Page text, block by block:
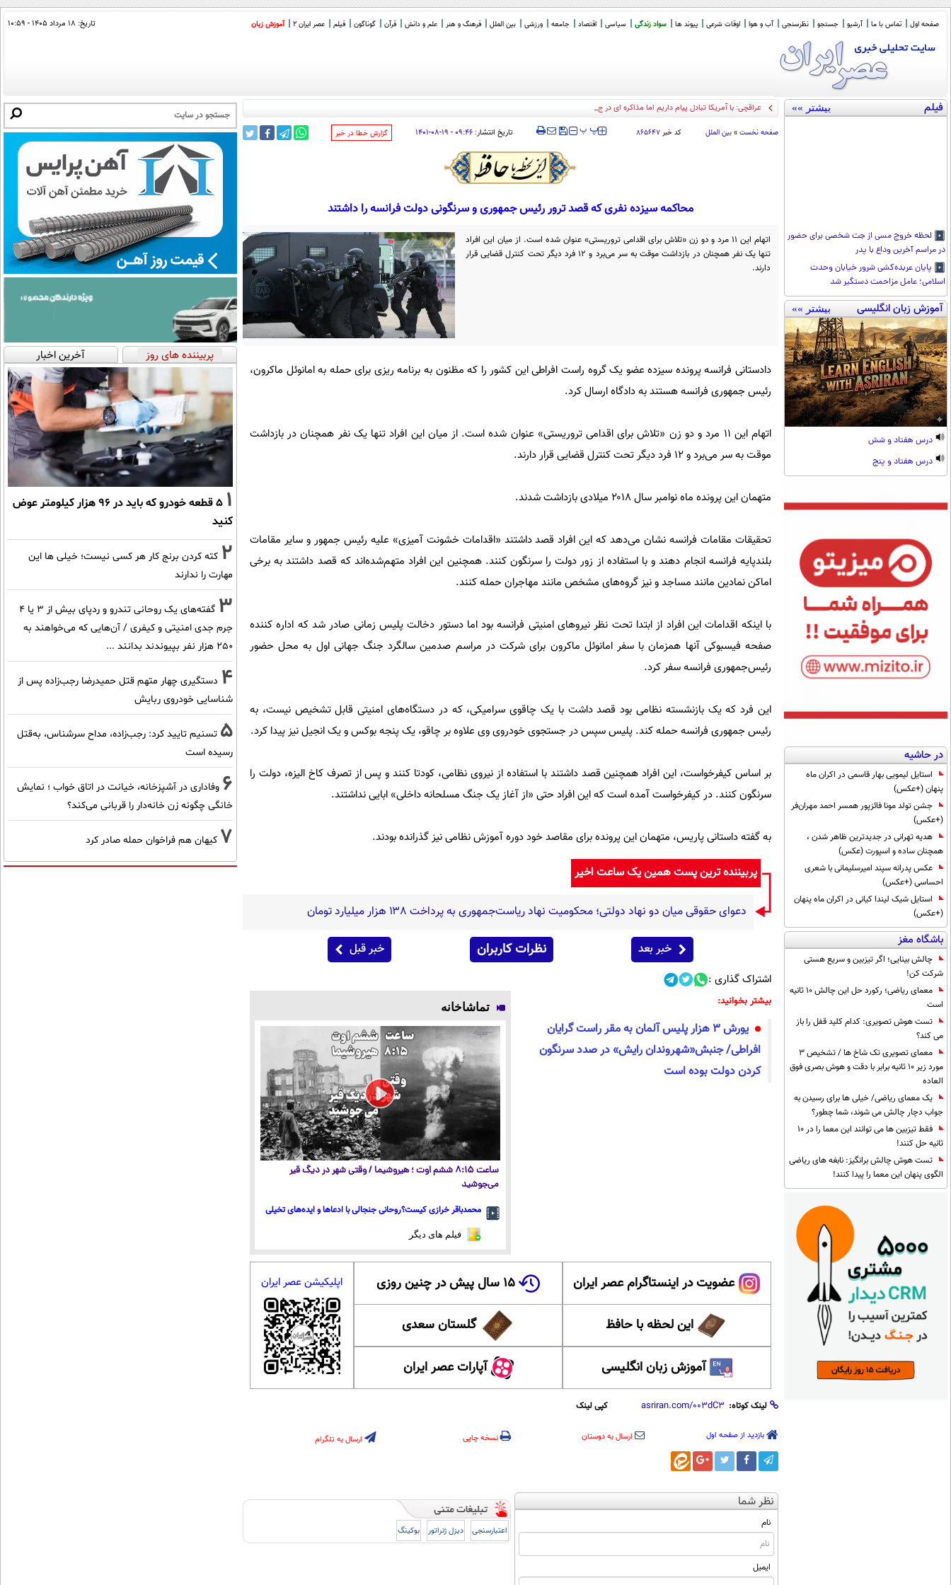
صفحه اول تماس با ما آرشیو جستجو نظرسنجی آب و هوا اوقات شرعی پیوند ها سواد زندگی سیاسی اقتصاد جامعه ورزشی بین الملل فرهنگ و هنر علم و دانش قرآن گوناگون فیلم عصر ایران 2 آموزش زبان تاریخ: ۱۸ مرداد ۱۴۰۵ - ۱۰:۵۹
فیلم بیشتر »»
لحظه خروج مسی از جت شخصی برای حضور
در مراسم آخرین وداع با پدر
پایان عربده‌کشی شرور خیابان وحدت
اسلامی؛ عامل مزاحمت دستگیر شد
آموزش زبان انگلیسی بیشتر »»
درس هفتاد و شش
درس هفتاد و پنج
در حاشیه
استایل لیمویی بهار قاسمی در اکران ماه
پنهان (+عکس)
جشن تولد مونا فائزپور همسر احمد مهران‌فر
(+عکس)
هدیه تهرانی در جدیدترین ظاهر شدن ،
همچنان ساده و اسپورت (عکس)
عکس پدرانه سپند امیرسلیمانی با شعری
احساسی (+عکس)
استایل شیک لیندا کیانی در اکران ماه پنهان
(+عکس)
باشگاه مغز
چالش بینایی؛ اگر تیزبین و سریع هستی
شرکت کن!
معمای ریاضی؛ رکورد حل این چالش 10 ثانیه
است
تست هوش تصویری: کدام کلید قفل را باز
می کند؟
معمای تصویری تک شاخ ها / تشخیص 3
مورد زیر 10 ثانیه برابر با دقت و هوش بصری فوق
العاده
یک معمای ریاضی/ خیلی ها برای رسیدن به
جواب دچار چالش می شوند، شما چطور؟
فقط تیزبین ها می توانند این معما را در 10
ثانیه حل کنند!
تست هوش چالش برانگیز: نابغه های ریاضی
الگوی پنهان این معما را پیدا کنند!
عراقچی: با آمریکا تبادل پیام داریم اما مذاکره ای در جریان نیست/ تف
صفحه نخست » بین الملل کد خبر ۸۶۵۶۴۷ ‍‍‍ پ پ تاریخ انتشار: ۰۹:۴۶ - ۱۹-۰۸-۱۴۰۱ ‌گزارش خطا در خبر
محاکمه سیزده نفری که قصد ترور رئیس جمهوری و سرنگونی دولت فرانسه را داشتند
اتهام این ۱۱ مرد و دو زن «تلاش برای اقدامی تروریستی» عنوان شده است. از میان این افراد
تنها یک نفر همچنان در بازداشت موقت به سر می‌برد و ۱۲ فرد دیگر تحت کنترل قضایی قرار
دارند.
دادستانی فرانسه پرونده سیزده عضو یک گروه راست افراطی این کشور را که مظنون به برنامه ریزی برای حمله به امانوئل ماکرون،
رئیس جمهوری فرانسه هستند به دادگاه ارسال کرد.
اتهام این ۱۱ مرد و دو زن «تلاش برای اقدامی تروریستی» عنوان شده است. از میان این افراد تنها یک نفر همچنان در بازداشت
موقت به سر می‌برد و ۱۲ فرد دیگر تحت کنترل قضایی قرار دارند.
متهمان این پرونده ماه نوامبر سال ۲۰۱۸ میلادی بازداشت شدند.
تحقیقات مقامات فرانسه نشان می‌دهد که این افراد قصد داشتند «اقدامات خشونت آمیزی» علیه رئیس جمهور و سایر مقامات
بلندپایه فرانسه انجام دهند و با استفاده از زور دولت را سرنگون کنند. همچنین این افراد متهم‌شده‌اند که قصد داشتند به برخی
اماکن نمادین مانند مساجد و نیز گروه‌های مشخص مانند مهاجران حمله کنند.
با اینکه اقدامات این افراد از ابتدا تحت نظر نیروهای امنیتی فرانسه بود اما دستور دخالت پلیس زمانی صادر شد که اداره کننده
صفحه فیسبوکی آنها همزمان با سفر امانوئل ماکرون برای شرکت در مراسم صدمین سالگرد جنگ جهانی اول به محل حضور
رئیس‌جمهوری فرانسه سفر کرد.
این فرد که یک بازنشسته نظامی بود قصد داشت با یک چاقوی سرامیکی، که در دستگاه‌های امنیتی قابل تشخیص نیست، به
رئیس جمهوری فرانسه حمله کند. پلیس سپس در جستجوی خودروی وی علاوه بر چاقو، یک پنجه بوکس و یک انجیل نیز پیدا کرد.
بر اساس کیفرخواست، این افراد همچنین قصد داشتند با استفاده از نیروی نظامی، کودتا کنند و پس از تصرف کاخ الیزه، دولت را
سرنگون کنند. در کیفرخواست آمده است که این افراد حتی «از آغاز یک جنگ مسلحانه داخلی» ابایی نداشتند.
به گفته داستانی پاریس، متهمان این پرونده برای مقاصد خود دوره آموزش نظامی نیز گذرانده بودند.
پربیننده ترین پست همین یک ساعت اخیر
دعوای حقوقی میان دو نهاد دولتی؛ محکومیت نهاد ریاست‌جمهوری به پرداخت ۱۳۸ هزار میلیارد تومان
خبر بعد نظرات کاربران خبر قبل
اشتراک گذاری :
بیشتر بخوانید:
یورش 3 هزار پلیس آلمان به مقر راست گرایان
افراطی/ جنبش«شهروندان رایش» در صدد سرنگون
کردن دولت بوده است
تماشاخانه
ساعت ۸:۱۵ ششم اوت ؛ هیروشیما / وقتی شهر در دیگ قیر
می‌جوشید
محمدباقر خرازی کیست؟روحانی جنجالی با ادعاها و ایده‌های تخیلی
فیلم های دیگر
عضویت در اینستاگرام عصر ایران ۱۵ سال پیش در چنین روزی
این لحظه با حافظ گلستان سعدی
آموزش زبان انگلیسی آپارات عصر ایران
اپلیکیشن عصر ایران
لینک کوتاه: کپی لینک
بازدید از صفحه اول ارسال به دوستان نسخه چاپی ارسال به تلگرام
نظر شما
نام
ایمیل
اعتبارسنجی دیزل ژنراتور بوکینگ
پربیننده های روز آخرین اخبار
1
۵ قطعه خودرو که باید در ۹۶ هزار کیلومتر عوض
کنید
2 کته کردن برنج کار هر کسی نیست؛ خیلی ها این
مهارت را ندارند
3
گفته‌های یک روحانی تندرو و ردپای بیش از ۳ یا ۴
جرم جدی امنیتی و کیفری / آن‌هایی که می‌خواهند به
۲۵۰ هزار نفر بپیوندند بدانند ...
4 دستگیری چهار متهم قتل حمیدرضا رجب‌زاده پس از
شناسایی خودروی ربایش
5 تسنیم تایید کرد: رجب‌زاده، مداح سرشناس، به‌قتل
رسیده است
6 وفاداری در آشپزخانه، خیانت در اتاق خواب ؛ نمایش
خانگی چگونه زن خانه‌دار را قربانی می‌کند؟
7 کیهان هم فراخوان حمله صادر کرد